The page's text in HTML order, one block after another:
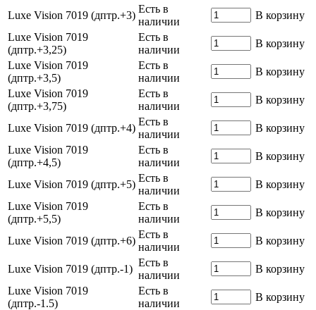
Luxe Vision 7019 (дптр.+3)
Есть в
наличии
В корзину
Luxe Vision 7019
(дптр.+3,25)
Есть в
наличии
В корзину
Luxe Vision 7019
(дптр.+3,5)
Есть в
наличии
В корзину
Luxe Vision 7019
(дптр.+3,75)
Есть в
наличии
В корзину
Luxe Vision 7019 (дптр.+4)
Есть в
наличии
В корзину
Luxe Vision 7019
(дптр.+4,5)
Есть в
наличии
В корзину
Luxe Vision 7019 (дптр.+5)
Есть в
наличии
В корзину
Luxe Vision 7019
(дптр.+5,5)
Есть в
наличии
В корзину
Luxe Vision 7019 (дптр.+6)
Есть в
наличии
В корзину
Luxe Vision 7019 (дптр.-1)
Есть в
наличии
В корзину
Luxe Vision 7019
(дптр.-1.5)
Есть в
наличии
В корзину